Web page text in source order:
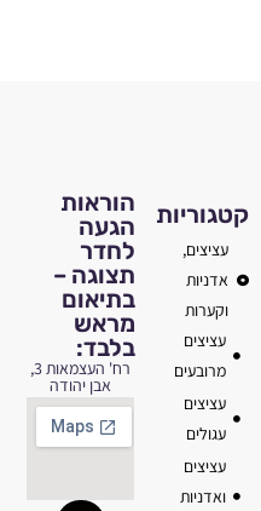
הוראות
הגעה
לחדר
תצוגה –
בתיאום
מראש
בלבד:
רח' העצמאות 3,
אבן יהודה
קטגוריות
עציצים,
אדניות
וקערות
עציצים
מרובעים
עציצים
עגולים
עציצים
ואדניות